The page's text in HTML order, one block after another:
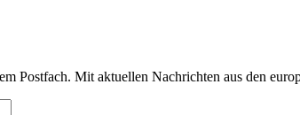
Postfach. Mit aktuellen Nachrichten aus den